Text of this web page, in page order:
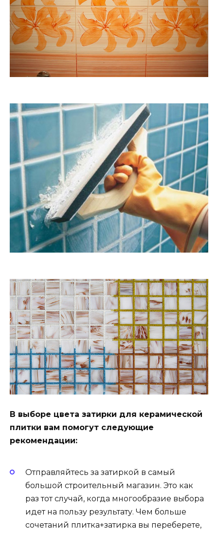
В выборе цвета затирки для керамической
плитки вам помогут следующие
рекомендации:
Отправляйтесь за затиркой в самый
большой строительный магазин. Это как
раз тот случай, когда многообразие выбора
идет на пользу результату. Чем больше
сочетаний плитка+затирка вы переберете,